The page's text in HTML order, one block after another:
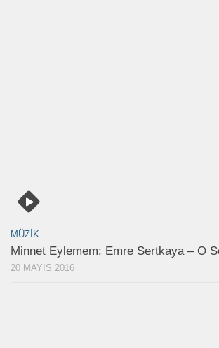
MÜZIK
Minnet Eylemem: Emre Sertkaya – O
20 MAYIS 2016